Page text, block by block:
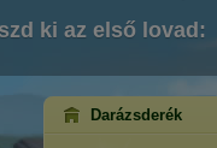
ki az első lovad:
Darázsderék